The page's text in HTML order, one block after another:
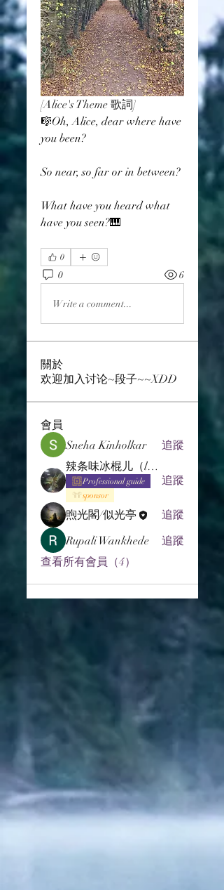
[Alice's Theme 歌詞]
🎼Oh, Alice, dear where have
you been?
So near, so far or in between?
What have you heard what
have you seen?🎹
0
0 6
Write a comment...
關於
欢迎加入讨论~段子~~XDD
會員
Sneha Kinholkar
追蹤
辣条味冰棍儿（lof别玩了要氪金的）
Professional guide
sponsor
追蹤
煦光閣/似光亭
追蹤
Rupali Wankhede
追蹤
查看所有會員（4）